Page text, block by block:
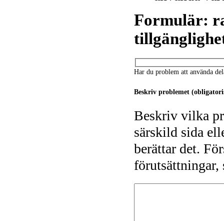
Formulär:
Har du problem att använda
Beskriv problemet
Beskriv vilka
särskild sida
berättar det.
förutsättningar,